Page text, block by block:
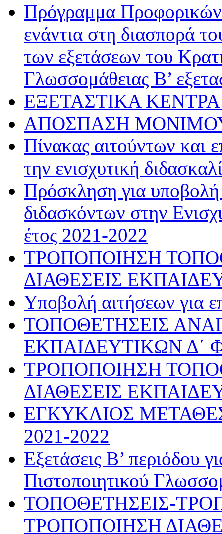
Πρόγραμμα
ενάντια στη διασπορά
των εξετάσεων του
Γλωσσομάθειας Β’
ΕΞΕΤΑΣΤΙΚΑ
ΑΠΟΣΠΑΣΗ
Πίνακας αιτούντων και
την ενισχυτική
Πρόσκληση για
διδασκόντων στην
έτος 2021-2022
ΤΡΟΠΟΠΟΙΗΣΗ
ΔΙΑΘΕΣΕΙΣ
Υποβολή αιτήσεων για
ΤΟΠΟΘΕΤΗΣΕΙΣ
ΕΚΠΑΙΔΕΥΤΙΚΩΝ Δ΄
ΤΡΟΠΟΠΟΙΗΣΗ
ΔΙΑΘΕΣΕΙΣ
ΕΓΚΥΚΛΙΟΣ
2021-2022
Εξετάσεις Β’ περιόδου
Πιστοποιητικού
ΤΟΠΟΘΕΤΗΣΕΙΣ-
ΤΡΟΠΟΠΟΙΗΣΗ